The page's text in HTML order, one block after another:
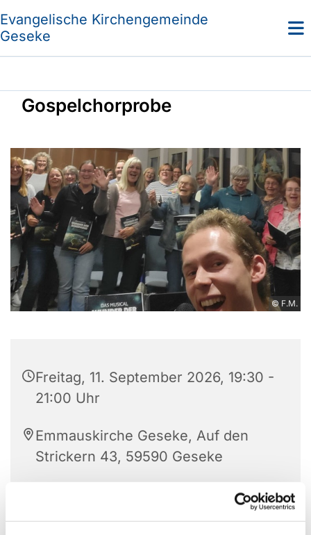
Evangelische Kirchengemeinde
Geseke
Gospelchorprobe
© F.M.
Freitag, 11. September 2026, 19:30 -
21:00 Uhr
Emmauskirche Geseke, Auf den
Strickern 43, 59590 Geseke